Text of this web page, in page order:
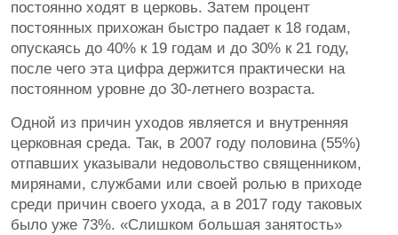
постоянно ходят в церковь. Затем процент
постоянных прихожан быстро падает к 18 годам,
опускаясь до 40% к 19 годам и до 30% к 21 году,
после чего эта цифра держится практически на
постоянном уровне до 30-летнего возраста.
Одной из причин уходов является и внутренняя
церковная среда. Так, в 2007 году половина (55%)
отпавших указывали недовольство священником,
мирянами, службами или своей ролью в приходе
среди причин своего ухода, а в 2017 году таковых
было уже 73%. «Слишком большая занятость»